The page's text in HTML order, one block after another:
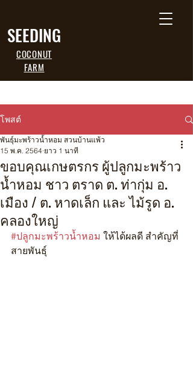
SEEDING
COCONUT
FARM
โพสต์
ขอบคุณเกษตรกร ผู้ปลูกมะพร้าว
น้ำหอม ชาว ตราด ต. ท่ากุ่ม อ.
เมือง / ต. หาดเล็ก และ ไม้รูด อ.
คลองใหญ่
พันธุ์มะพร้าวน้ำหอม สวนบ้านแพ้ว
15 พ.ค. 2564 ยาว 1 นาที
#ปลูกมะพร้าวน้ำหอม ให้ได้ผลดี สำคัญที่
สายพันธุ์